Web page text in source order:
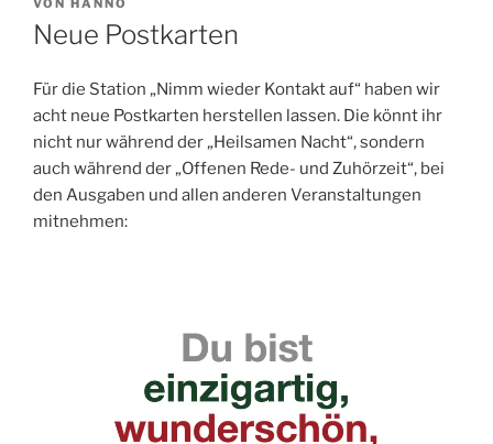
AM
VON HANNO
Neue Postkarten
Für die Station „Nimm wieder Kontakt auf“ haben wir
acht neue Postkarten herstellen lassen. Die könnt ihr
nicht nur während der „Heilsamen Nacht“, sondern
auch während der „Offenen Rede- und Zuhörzeit“, bei
den Ausgaben und allen anderen Veranstaltungen
mitnehmen: